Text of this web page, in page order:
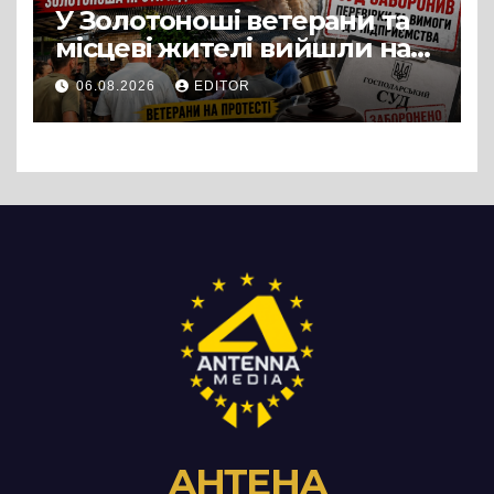
У Золотоноші ветерани та
місцеві жителі вийшли на
протест до стін
підприємства ТОВ «Омега
Три», що займається
06.08.2026 EDITOR
АНТЕНА